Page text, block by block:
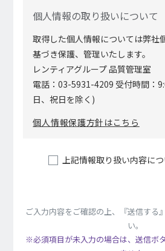
個⼈情報の取り扱いについて
取得した個⼈情報については弊社
基づき保護、管理いたします。
レンティアグループ 品質管理室
電話：03-5931-4209 受付時間：
⽇、祝⽇を除く)
個⼈情報保護⽅針はこちら
上記情報取り扱い内容に
ご⼊⼒内容をご確認の上、『送信する
い。
※必須項⽬が未⼊⼒の場合は、送信ボ